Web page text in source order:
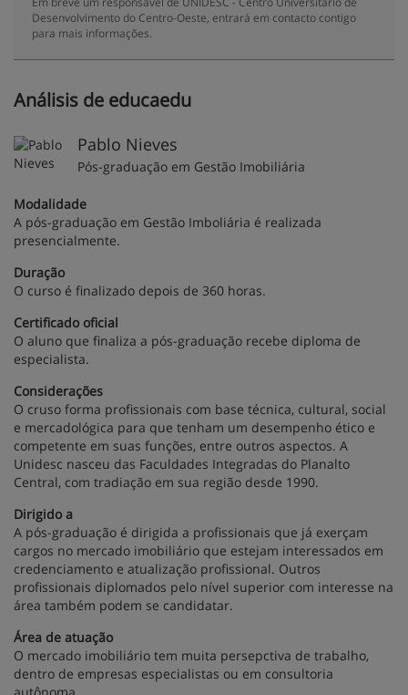
Desenvolvimento do Centro-Oeste, entrará em contacto contigo
para mais informações.
Análisis de educaedu
Pablo Nieves
Pós-graduação em Gestão Imobiliária
Modalidade
A pós-graduação em Gestão Imboliária é realizada
presencialmente.
Duração
O curso é finalizado depois de 360 horas.
Certificado oficial
O aluno que finaliza a pós-graduação recebe diploma de
especialista.
Considerações
O cruso forma profissionais com base técnica, cultural, social
e mercadológica para que tenham um desempenho ético e
competente em suas funções, entre outros aspectos. A
Unidesc nasceu das Faculdades Integradas do Planalto
Central, com tradiação em sua região desde 1990.
Dirigido a
A pós-graduação é dirigida a profissionais que já exerçam
cargos no mercado imobiliário que estejam interessados em
credenciamento e atualização profissional. Outros
profissionais diplomados pelo nível superior com interesse na
área também podem se candidatar.
Área de atuação
O mercado imobiliário tem muita persepctiva de trabalho,
dentro de empresas especialistas ou em consultoria